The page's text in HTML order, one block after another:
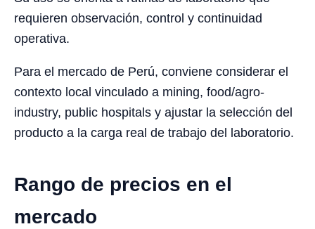
requieren observación, control y continuidad
operativa.
Para el mercado de Perú, conviene considerar el
contexto local vinculado a mining, food/agro-
industry, public hospitals y ajustar la selección del
producto a la carga real de trabajo del laboratorio.
Rango de precios en el
mercado